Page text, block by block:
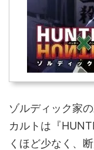
ゾルディック家
カルトは『
くほど少なく、